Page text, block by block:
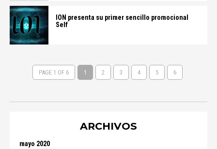
ION presenta su primer sencillo promocional
Self
PAGE 1 OF 6 1 2 3 4 5 6
ARCHIVOS
mayo 2020